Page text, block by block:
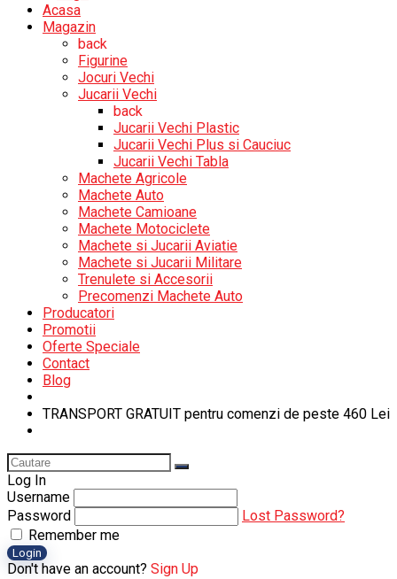
Acasa
Magazin
back
Figurine
Jocuri Vechi
Jucarii Vechi
back
Jucarii Vechi Plastic
Jucarii Vechi Plus si Cauciuc
Jucarii Vechi Tabla
Machete Agricole
Machete Auto
Machete Camioane
Machete Motociclete
Machete si Jucarii Aviatie
Machete si Jucarii Militare
Trenulete si Accesorii
Precomenzi Machete Auto
Producatori
Promotii
Oferte Speciale
Contact
Blog
TRANSPORT GRATUIT pentru comenzi de peste 460 Lei
Log In
Username
Password
Lost Password?
Remember me
Login
Don't have an account? Sign Up